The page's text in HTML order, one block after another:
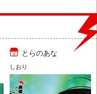
とらのあな
しおり